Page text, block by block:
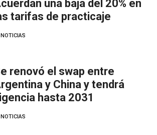
una baja del 20% en
tarifas de practicaje
NOTICIAS
renovó el swap entre
y China y tendrá
hasta 2031
NOTICIAS